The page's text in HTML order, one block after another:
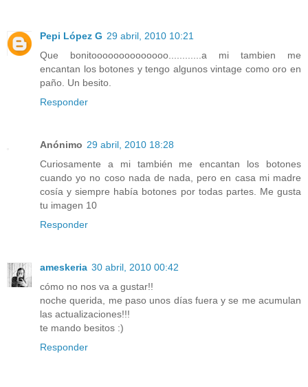
Pepi López G 29 abril, 2010 10:21
Que bonitoooooooooooooo............a mi tambien me
encantan los botones y tengo algunos vintage como oro en
paño. Un besito.
Responder
Anónimo 29 abril, 2010 18:28
Curiosamente a mi también me encantan los botones
cuando yo no coso nada de nada, pero en casa mi madre
cosía y siempre había botones por todas partes. Me gusta
tu imagen 10
Responder
ameskeria 30 abril, 2010 00:42
cómo no nos va a gustar!!
noche querida, me paso unos días fuera y se me acumulan
las actualizaciones!!!
te mando besitos :)
Responder